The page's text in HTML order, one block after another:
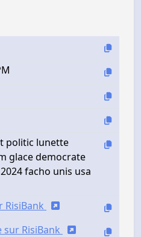
politic lunette
glace democrate
facho unis usa
RisiBank
RisiBank